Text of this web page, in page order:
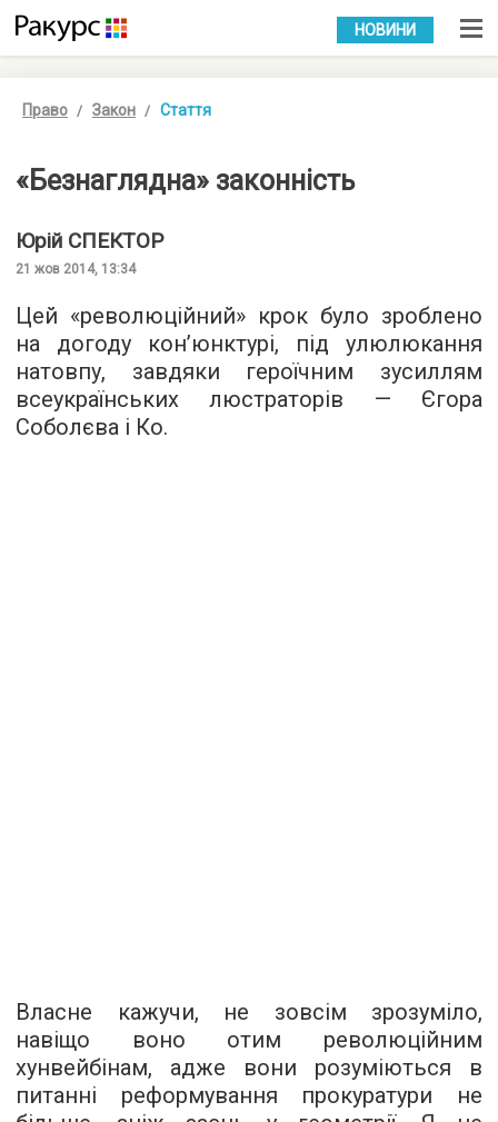
УКР РУС
НОВИНИ
Право Закон Стаття
«Безнаглядна» законність
Юрій СПЕКТОР
21 жов 2014, 13:34
Цей «революційний» крок було зроблено
на догоду кон’юнктурі, під улюлюкання
натовпу, завдяки героїчним зусиллям
всеукраїнських люстраторів — Єгора
Соболєва і Ко.
Власне кажучи, не зовсім зрозуміло,
навіщо воно отим революційним
хунвейбінам, адже вони розуміються в
питанні реформування прокуратури не